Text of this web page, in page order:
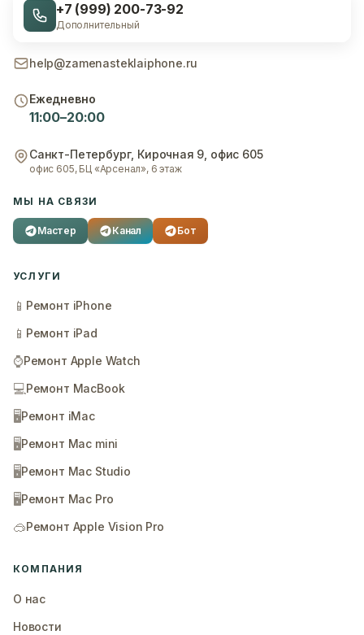
+7 (999) 200-73-92
Дополнительный
help@zamenasteklaiphone.ru
Ежедневно
11:00–20:00
Санкт-Петербург, Кирочная 9, офис 605
офис 605, БЦ «Арсенал», 6 этаж
МЫ НА СВЯЗИ
Мастер Канал Бот
УСЛУГИ
📱 Ремонт iPhone
📱 Ремонт iPad
⌚Ремонт Apple Watch
💻Ремонт MacBook
🖥️Ремонт iMac
🖥️Ремонт Mac mini
🖥️Ремонт Mac Studio
🖥️Ремонт Mac Pro
🥽Ремонт Apple Vision Pro
КОМПАНИЯ
О нас
Новости